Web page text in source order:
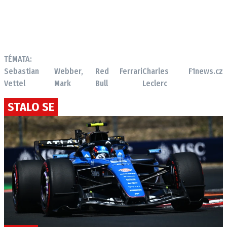
TÉMATA:
Sebastian
Vettel
Webber,
Mark
Red
Bull
FerrariCharles
Leclerc
F1news.cz
STALO SE